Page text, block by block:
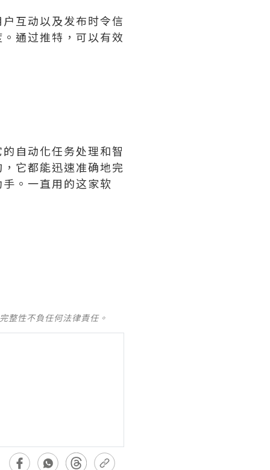
互动以及发布时令信
通过推特，可以有效
自动化任务处理和智
它都能迅速准确地完
。一直用的这家软
整性不負任何法律責任。